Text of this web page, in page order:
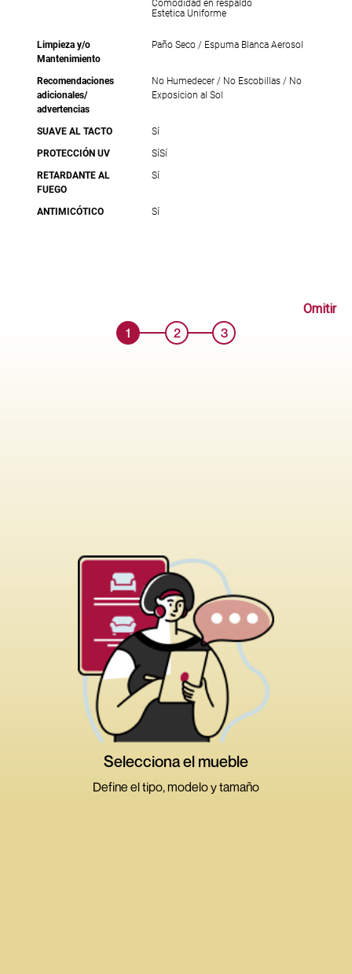
Comodidad en respaldo
Estetica Uniforme
Limpieza y/o
Mantenimiento
Paño Seco / Espuma Blanca Aerosol
Recomendaciones
adicionales/
advertencias
No Humedecer / No Escobillas / No
Exposicion al Sol
SUAVE AL TACTO
Sí
PROTECCIÓN UV
SíSí
RETARDANTE AL
FUEGO
Sí
ANTIMICÓTICO Sí